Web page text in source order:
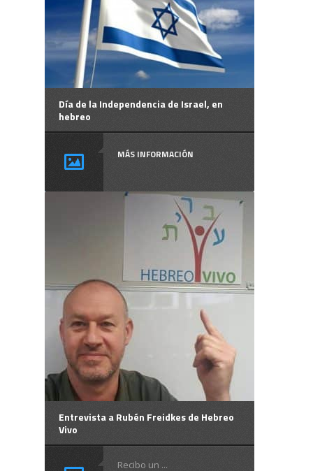
Día de la Independencia de Israel, en
hebreo
MÁS INFORMACIÓN
Entrevista a Rubén Freidkes de Hebreo
Vivo
Recibo un ...